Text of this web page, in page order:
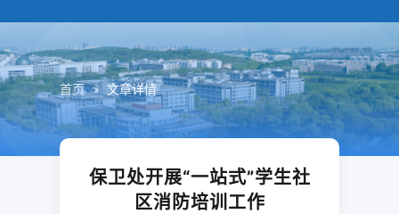
首页 > 文章详情
保卫处开展“一站式”学生社
区消防培训工作